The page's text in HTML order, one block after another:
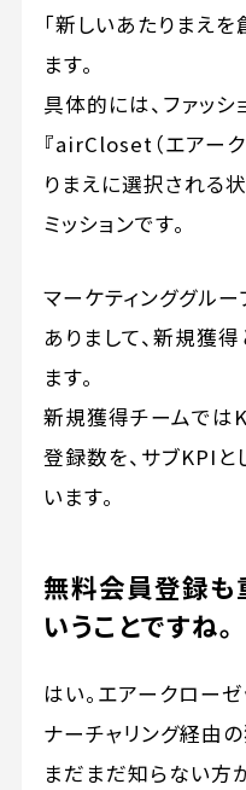
「新しいあたりまえを
ます。
具体的には、ファッ
『airCloset（エアー
りまえに選択される
ミッションです。
マーケティンググル
ありまして、新規獲
ます。
新規獲得チームでは
登録数を、サブKPI
います。
無料会員登録も
いうことですね。
はい。エアークロー
ナーチャリング経由
まだまだ知らない方